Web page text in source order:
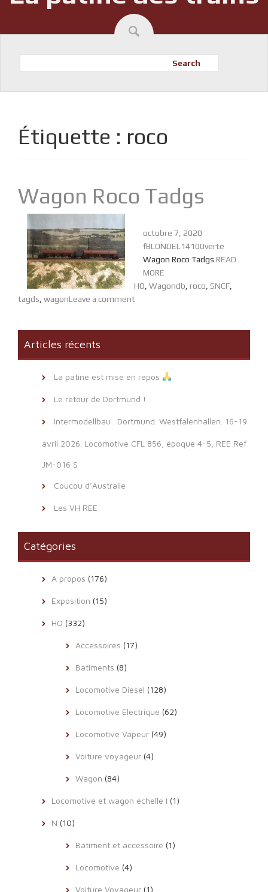
Search
Étiquette : roco
Wagon Roco Tadgs
octobre 7, 2020
fBLONDEL14100verte
Wagon Roco Tadgs READ
MORE
HO Wagondb roco SNCF
tagds wagonLeave a comment
Articles récents
La patine est mise en repos
Le retour de Dortmund !
Intermodellbau . Dortmund. Westfalenhallen. 16-19
avril 2026. Locomotive CFL 856, époque 4-5, REE Ref
JM-016 S
Coucou d’Australie
Les VH REE
Catégories
A propos (176)
Exposition (15)
HO (332)
Accessoires (17)
Batiments (8)
Locomotive Diesel (128)
Locomotive Electrique (62)
Locomotive Vapeur (49)
Voiture voyageur (4)
Wagon (84)
Locomotive et wagon échelle I (1)
N (10)
Bâtiment et accessoire (1)
Locomotive (4)
Voiture Voyageur (1)